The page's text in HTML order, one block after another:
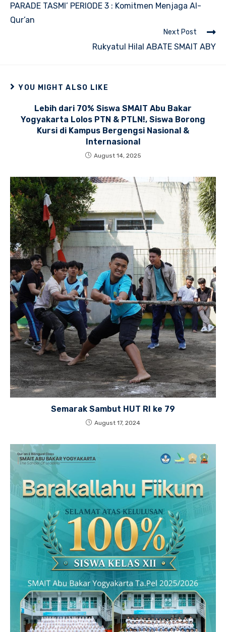
articles
PARADE TASMI’ PERIODE 3 : Komitmen Menjaga Al-
Qur’an
Next Post
Rukyatul Hilal ABATE SMAIT ABY
YOU MIGHT ALSO LIKE
Lebih dari 70% Siswa SMAIT Abu Bakar
Yogyakarta Lolos PTN & PTLN!, Siswa Borong
Kursi di Kampus Bergengsi Nasional &
Internasional
August 14, 2025
Semarak Sambut HUT RI ke 79
August 17, 2024